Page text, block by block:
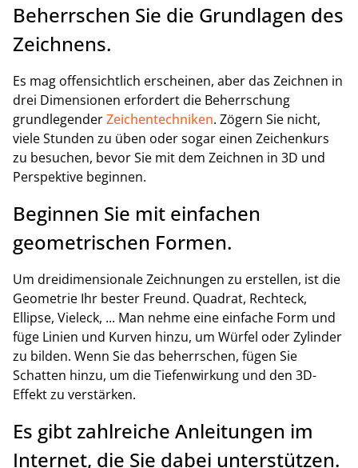
Beherrschen Sie die Grundlagen des
Zeichnens.
Es mag offensichtlich erscheinen, aber das Zeichnen in
drei Dimensionen erfordert die Beherrschung
grundlegenderZeichentechniken. Zögern Sie nicht,
viele Stunden zu üben oder sogar einen Zeichenkurs
zu besuchen, bevor Sie mit dem Zeichnen in 3D und
Perspektive beginnen.
Beginnen Sie mit einfachen
geometrischen Formen.
Um dreidimensionale Zeichnungen zu erstellen, ist die
Geometrie Ihr bester Freund. Quadrat, Rechteck,
Ellipse, Vieleck, ... Man nehme eine einfache Form und
füge Linien und Kurven hinzu, um Würfel oder Zylinder
zu bilden. Wenn Sie das beherrschen, fügen Sie
Schatten hinzu, um die Tiefenwirkung und den 3D-
Effekt zu verstärken.
Es gibt zahlreiche Anleitungen im
Internet, die Sie dabei unterstützen.